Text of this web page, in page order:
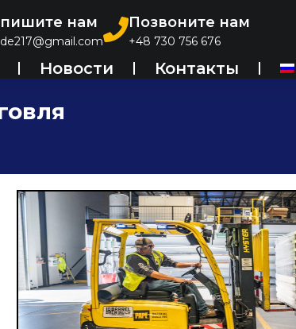
нам Позвоните нам
+48 730 756 676
Новости Контакты